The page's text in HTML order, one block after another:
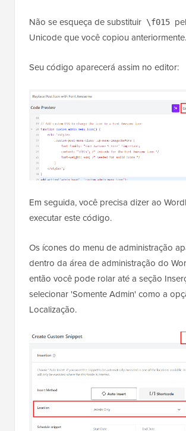
Não se esqueça de substituir \f015
Unicode que você copiou anteriormente.
Seu código aparecerá assim no editor:
Em seguida, você precisa dizer ao
executar este código.
Os ícones do menu de administração
dentro da área de administração do
então você pode rolar até a seção
selecionar 'Somente Admin' como a
Localização.